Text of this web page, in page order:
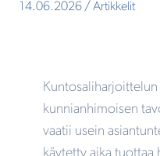
14.06.2026 /Artikkelit
kunnianhimoisen
vaatii usein